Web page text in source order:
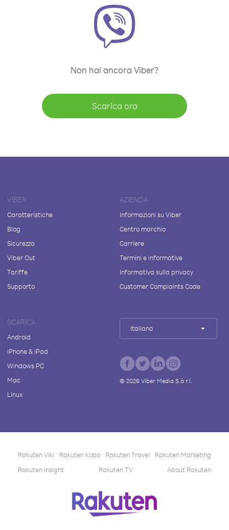
Non hai ancora Viber?
Scarica ora
VIBER
Caratteristiche
Blog
Sicurezza
Viber Out
Tariffe
Supporto
AZIENDA
Informazioni su Viber
Centro marchio
Carriere
Termini e informative
Informativa sulla privacy
Customer Complaints Code
SCARICA
Android
iPhone & iPad
Windows PC
Mac
Linux
Italiano
© 2026Viber Media S.à r.l.
Rakuten Viki Rakuten Kobo Rakuten Travel
Rakuten Marketing
Rakuten Insight
Rakuten TV About Rakuten